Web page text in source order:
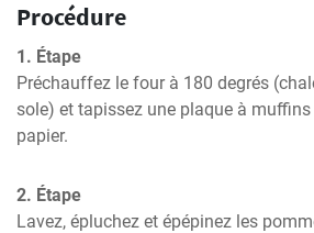
Procédure
1. Étape
Préchauffez le four à 180 degrés
sole) et tapissez une plaque à
papier.
2. Étape
Lavez, épluchez et épépinez les